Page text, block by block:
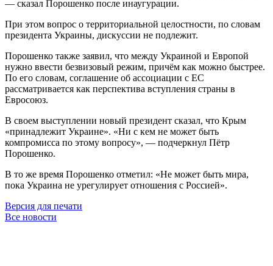
— сказал Порошенко после инаугурации.
При этом вопрос о территориальной целостности, по словам
президента Украины, дискуссии не подлежит.
Порошенко также заявил, что между Украиной и Европой
нужно ввести безвизовый режим, причём как можно быстрее.
По его словам, соглашение об ассоциации с ЕС
рассматривается как перспектива вступления страны в
Евросоюз.
В своем выступлении новый президент сказал, что Крым
«принадлежит Украине». «Ни с кем не может быть
компромисса по этому вопросу», — подчеркнул Пётр
Порошенко.
В то же время Порошенко отметил: «Не может быть мира,
пока Украина не урегулирует отношения с Россией».
Версия для печати
Все новости